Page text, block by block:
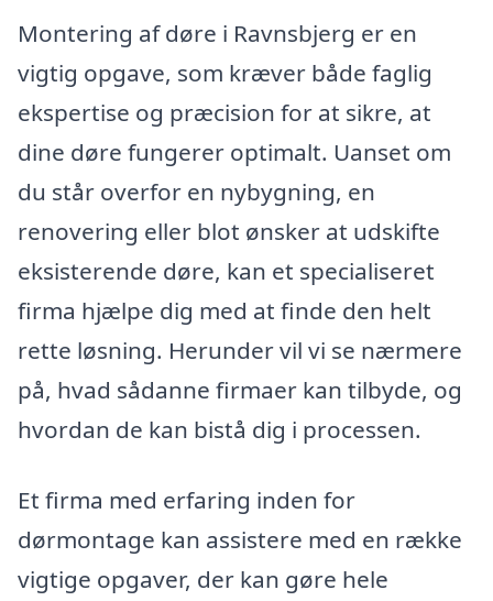
Montering af døre i Ravnsbjerg er en
vigtig opgave, som kræver både faglig
ekspertise og præcision for at sikre, at
dine døre fungerer optimalt. Uanset om
du står overfor en nybygning, en
renovering eller blot ønsker at udskifte
eksisterende døre, kan et specialiseret
firma hjælpe dig med at finde den helt
rette løsning. Herunder vil vi se nærmere
på, hvad sådanne firmaer kan tilbyde, og
hvordan de kan bistå dig i processen.
Et firma med erfaring inden for
dørmontage kan assistere med en række
vigtige opgaver, der kan gøre hele